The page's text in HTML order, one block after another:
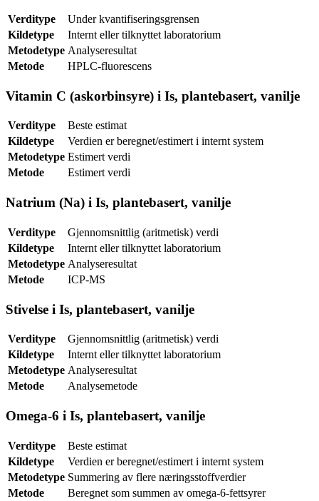
Verditype
Under kvantifiseringsgrensen
Kildetype
Internt eller tilknyttet laboratorium
Metodetype Analyseresultat
Metode
HPLC-fluorescens
Vitamin C (askorbinsyre) i Is, plantebasert, vanilje
Verditype
Beste estimat
Kildetype
Verdien er beregnet/estimert i internt system
Metodetype Estimert verdi
Metode
Estimert verdi
Natrium (Na) i Is, plantebasert, vanilje
Verditype
Gjennomsnittlig (aritmetisk) verdi
Kildetype
Internt eller tilknyttet laboratorium
Metodetype Analyseresultat
Metode
ICP-MS
Stivelse i Is, plantebasert, vanilje
Verditype
Gjennomsnittlig (aritmetisk) verdi
Kildetype
Internt eller tilknyttet laboratorium
Metodetype Analyseresultat
Metode
Analysemetode
Omega-6 i Is, plantebasert, vanilje
Verditype
Beste estimat
Kildetype
Verdien er beregnet/estimert i internt system
Metodetype Summering av flere næringsstoffverdier
Metode
Beregnet som summen av omega-6-fettsyrer